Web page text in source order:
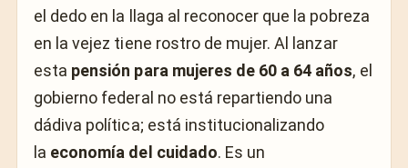
el dedo en la llaga al reconocer que la pobreza
en la vejez tiene rostro de mujer. Al lanzar
esta pensión para mujeres de 60 a 64 años, el
gobierno federal no está repartiendo una
dádiva política; está institucionalizando
la economía del cuidado. Es un